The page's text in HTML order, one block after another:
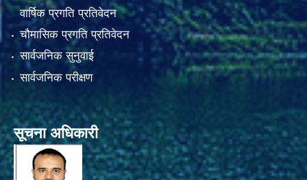
वार्षिक प्रगति प्रतिवेदन
चौमासिक प्रगति प्रतिवेदन
सार्वजनिक सुनुवाई
सार्वजनिक परीक्षण
सूचना अधिकारी